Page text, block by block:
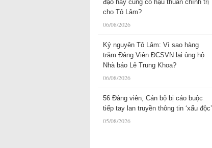
đạo hay củng cố hậu thuẫn chính trị
cho Tô Lâm?
06/08/2026
Kỷ nguyên Tô Lâm: Vì sao hàng
trăm Đảng Viên ĐCSVN lại ủng hộ
Nhà báo Lê Trung Khoa?
06/08/2026
56 Đảng viên, Cán bộ bị cáo buộc
tiếp tay lan truyền thông tin ‘xấu độc’
05/08/2026